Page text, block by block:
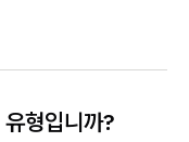
형입니까?